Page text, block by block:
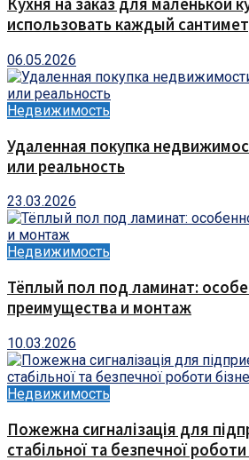
Кухня на заказ для маленькой
использовать каждый
06.05.2026
Недвижимость
Удаленная покупка
или реальность
23.03.2026
Недвижимость
Тёплый пол под ламинат:
преимущества и монтаж
10.03.2026
Недвижимость
Пожежна сигналізація для
стабільної та безпечної роботи